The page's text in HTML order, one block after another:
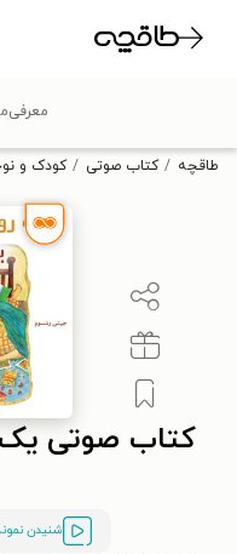
تخفیف
طاقچه کتاب صوتی کودک و
کتاب صوتی یک
شنیدن
معرفی